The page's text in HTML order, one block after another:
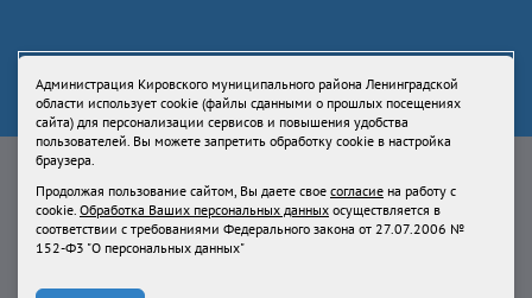
Свидетельство Роскомнадзора ЭЛ № ФС77-73336 от 24 июля 2018
Ленинградской области
Продолжая пользование сайтом, Вы даете своесогласиена работу с
cookie.Обработка Ваших персональных данных
Администрация Кировского муниципального района Ленинградской
области использует cookie (файлы сданными о прошлых посещениях
сайта) для персонализации сервисов и повышения удобства
пользователей. Вы можете запретить обработку cookie в настройка
браузера.
Продолжая пользование сайтом, Вы даете свое согласие на работу с
cookie. Обработка Ваших персональных данных осуществляется в
соответствии с требованиями Федерального закона от 27.07.2006 №
152-Ф3 "О персональных данных"